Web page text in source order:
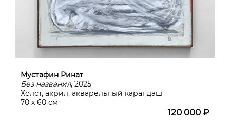
Мустафин Ринат
Без названия, 2025
Холст, акрил, акварельный карандаш
70 х 60 см
120 000 ₽